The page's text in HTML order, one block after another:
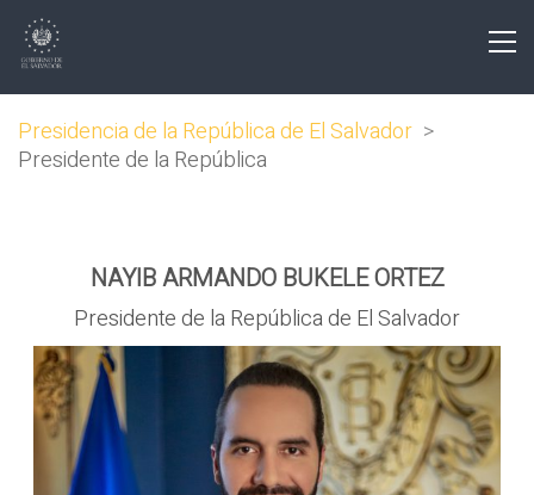
Presidencia de la República de El Salvador >
Presidente de la República
NAYIB ARMANDO BUKELE ORTEZ
Presidente de la República de El Salvador